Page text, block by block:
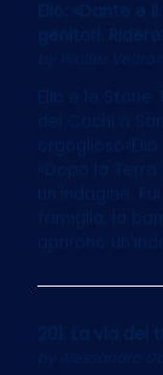
Elio: «Dante
genitori.
Walter Veltroni
Elio e le
dei Cachi a
«Dopo la
un'indagine.
famiglia, la
aprirono
201. La via